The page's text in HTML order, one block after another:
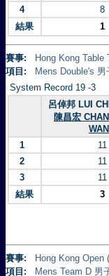
4
8
結果
1
賽事:
Hong Kong
項目:
Mens Double's 男
System Record 19 -3
呂倬邦 LUI
陳昌宏
1 11
2
11
3
11
結果
3
賽事:
Hong Kong
項目:
Mens Team D 男